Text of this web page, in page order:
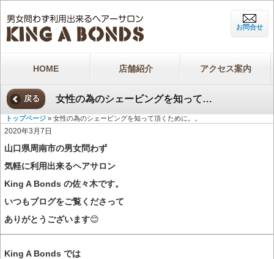
お問合せ
HOME 店舗紹介 アクセス案内
戻る 女性の為のシェービングを知って頂くために。。
トップページ » 女性の為のシェービングを知って頂くために。。
2020年3月7日
山口県周南市の男女問わず
気軽に利用出来るヘアサロン
King A Bonds の佐々木です。
いつもブログをご覧くださって
ありがとうございます😊
King A Bonds では